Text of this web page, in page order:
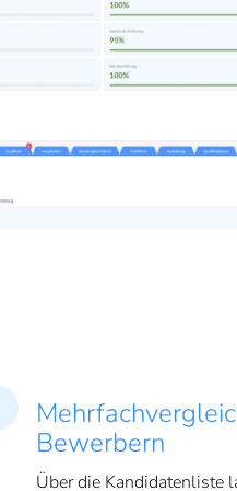
Bewerbern
Über die Kandidatenliste